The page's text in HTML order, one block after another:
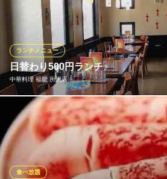
牛カルビ丼セット
1,200円(税込)
牛ロース丼セット
1,200円(税込)
ランチメニューをもっ
四季順
種類豊富中華ダイニング
西武新宿線航空公園駅 徒歩4分
埼玉県所沢市並木3-1-5 UR都市機構所沢パークタ
などの繁忙期を除き、午後3時までは「
実施しています。当店自慢の逸品。毎日
「あら汁」が無料でおかわり自由！お得
すし銚子丸 所沢店
西武新宿線航空公園駅 徒歩8分
埼玉県所沢市宮本町2-21-8
日替わり500円ランチ♪
中華料理 福龍 所沢店
ランチメニュー
『福龍』の日替わりランチは、なんと
2種類ご用意しております♪本格中華をリ
ださい。 その他、定食メニューも充実の
中華料理 福龍 所沢店
食べ放題